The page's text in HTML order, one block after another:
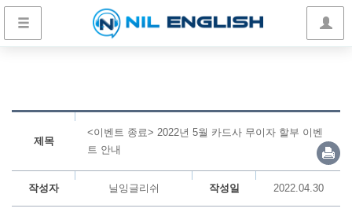
제목
<이벤트 종료> 2022년 5월 카드사 무이자 할부 이벤
트 안내
작성자 닐잉글리쉬 작성일 2022.04.30